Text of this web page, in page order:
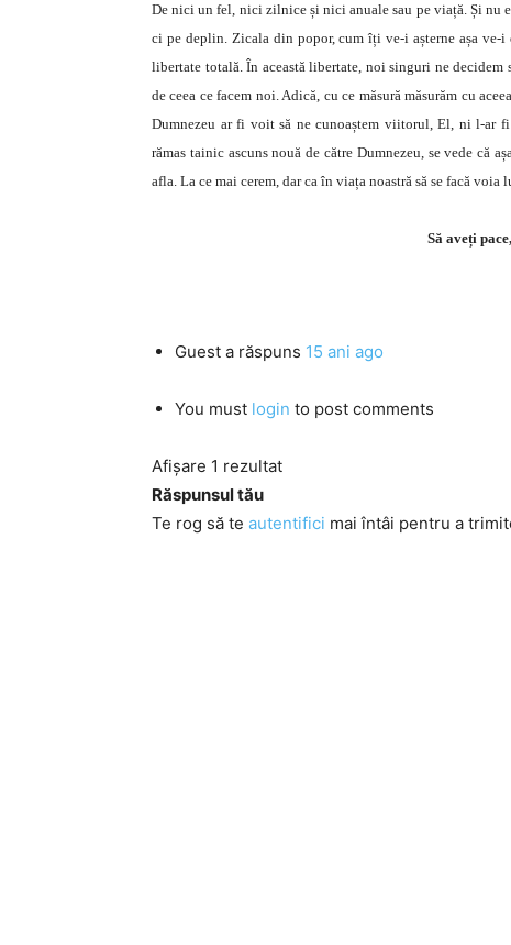
De nici un fel, nici zilnice și nici anuale sau pe viață. Și nu
ci pe deplin. Zicala din popor, cum îți ve-i așterne așa ve-i
libertate totală. În această libertate, noi singuri ne decidem
de ceea ce facem noi. Adică, cu ce măsură măsurăm cu
Dumnezeu ar fi voit să ne cunoaștem viitorul, El, ni l-ar
rămas tainic ascuns nouă de către Dumnezeu, se vede că
afla. La ce mai cerem, dar ca în viața noastră să se facă voia
Să aveți
Guest a răspuns 15 ani ago
You must login to post comments
Afișare 1 rezultat
Răspunsul tău
Te rog să te autentifici mai întâi pentru a